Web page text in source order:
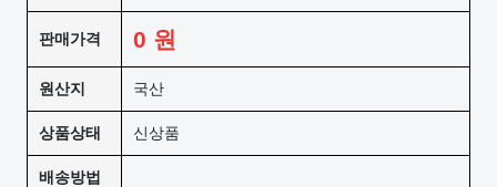
판매가격 0 원
원산지 국산
상품상태 신상품
배송방법